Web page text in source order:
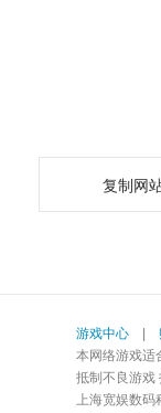
复制网
游戏中心
本网络游戏适
抵制不良游戏
上海宽娱数码